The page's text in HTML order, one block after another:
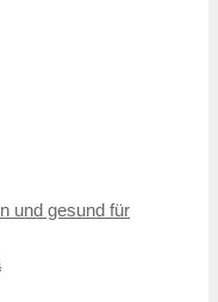
und gesund für